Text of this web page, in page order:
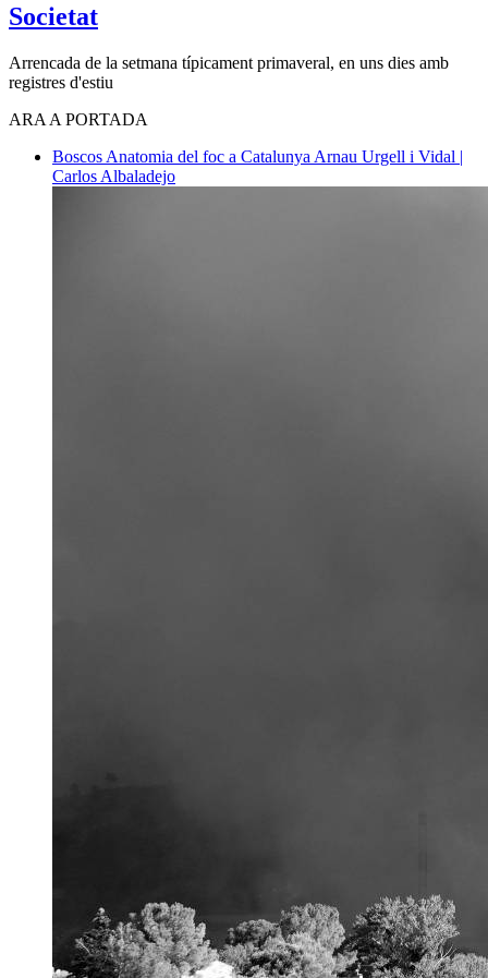
Societat
Arrencada de la setmana típicament primaveral, en uns dies amb
registres d'estiu
ARA A PORTADA
Boscos Anatomia del foc a Catalunya Arnau Urgell i Vidal |
Carlos Albaladejo